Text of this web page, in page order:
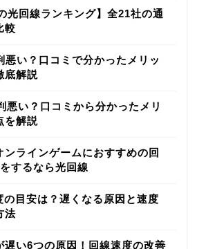
光回線ランキング】全21社の通
較
悪い？口コミで分かったメリッ
底解説
悪い？口コミから分かったメリ
を解説
ンラインゲームにおすすめの回
するなら光回線
の目安は？遅くなる原因と速度
法
遅い6つの原因！回線速度の改善